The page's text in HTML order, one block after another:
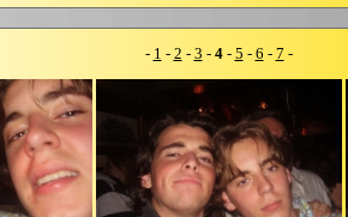
- 1 - 2 - 3 - 4- 5 - 6 - 7 -